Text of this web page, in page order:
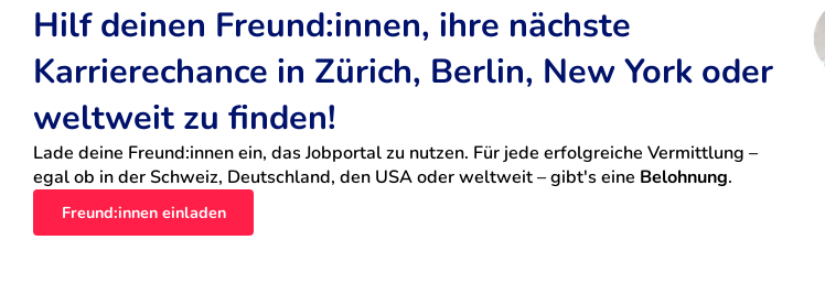
Hilf deinen Freund:innen, ihre nächste
Karrierechance in Zürich, Berlin, New York oder
weltweit zu finden!
Lade deine Freund:innen ein, das Jobportal zu nutzen. Für jede erfolgreiche Vermittlung –
egal ob in der Schweiz, Deutschland, den USA oder weltweit – gibt's eine Belohnung.
Freund:innen einladen